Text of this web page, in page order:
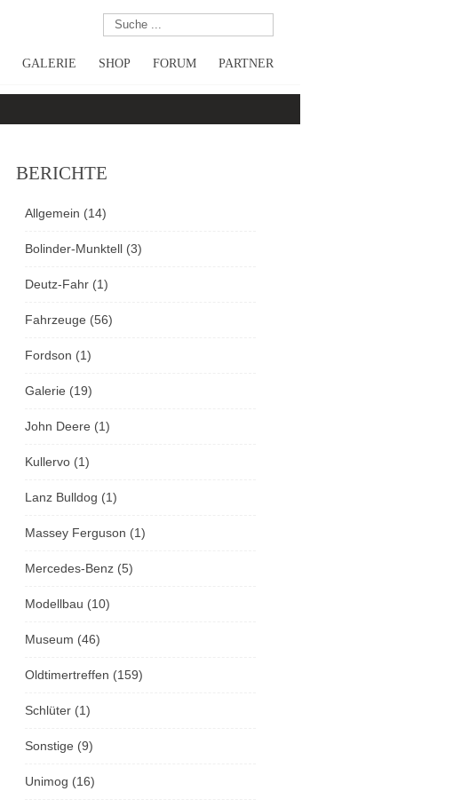
GALERIE SHOP FORUM PARTNER
BERICHTE
Allgemein (14)
Bolinder-Munktell (3)
Deutz-Fahr (1)
Fahrzeuge (56)
Fordson (1)
Galerie (19)
John Deere (1)
Kullervo (1)
Lanz Bulldog (1)
Massey Ferguson (1)
Mercedes-Benz (5)
Modellbau (10)
Museum (46)
Oldtimertreffen (159)
Schlüter (1)
Sonstige (9)
Unimog (16)